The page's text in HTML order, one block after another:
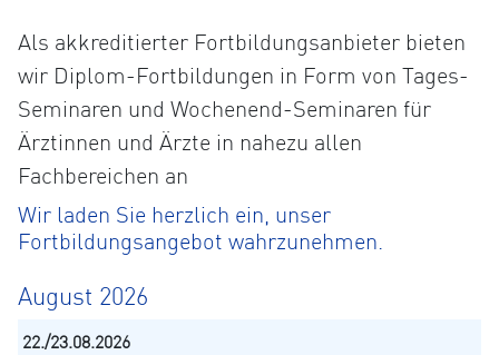
Als akkreditierter Fortbildungsanbieter bieten
wir Diplom-Fortbildungen in Form von Tages-
Seminaren und Wochenend-Seminaren für
Ärztinnen und Ärzte in nahezu allen
Fachbereichen an
Wir laden Sie herzlich ein, unser
Fortbildungsangebot wahrzunehmen.
August 2026
22./23.08.2026